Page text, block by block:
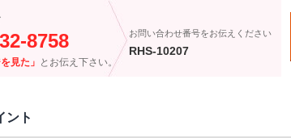
8758
見た」 とお伝え下さい。
お問い合わせ番号をお伝えください
RHS-10207
ント